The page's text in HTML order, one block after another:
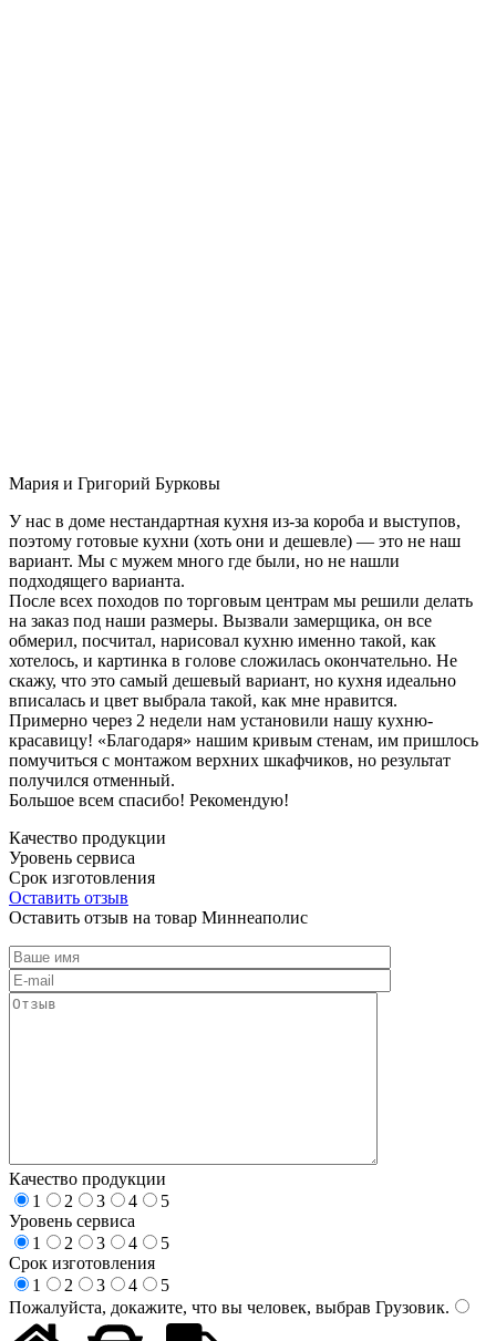
Мария и Григорий Бурковы
У нас в доме нестандартная кухня из-за короба и выступов,
поэтому готовые кухни (хоть они и дешевле) — это не наш
вариант. Мы с мужем много где были, но не нашли
подходящего варианта.
После всех походов по торговым центрам мы решили делать
на заказ под наши размеры. Вызвали замерщика, он все
обмерил, посчитал, нарисовал кухню именно такой, как
хотелось, и картинка в голове сложилась окончательно. Не
скажу, что это самый дешевый вариант, но кухня идеально
вписалась и цвет выбрала такой, как мне нравится.
Примерно через 2 недели нам установили нашу кухню-
красавицу! «Благодаря» нашим кривым стенам, им пришлось
помучиться с монтажом верхних шкафчиков, но результат
получился отменный.
Большое всем спасибо! Рекомендую!
Качество продукции
Уровень сервиса
Срок изготовления
Оставить отзыв
Оставить отзыв на товар Миннеаполис
Качество продукции
1
2 3 4
5
Уровень сервиса
1
2 3 4
5
Срок изготовления
1
2 3 4
5
Пожалуйста, докажите, что вы человек, выбрав Грузовик.